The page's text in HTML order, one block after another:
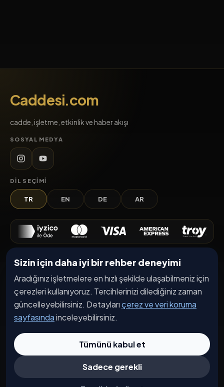
Sizin için daha iyi bir rehber deneyimi
Aradığınız işletmelere en hızlı şekilde ulaşabilmeniz için
çerezleri kullanıyoruz. Tercihlerinizi dilediğiniz zaman
güncelleyebilirsiniz. Detaylarıçerez ve veri koruma
sayfasındainceleyebilirsiniz.
Tümünü kabul et
Sadece gerekli
Caddesi.com
cadde, işletme, etkinlik ve haber akışı
SOSYAL MEDYA
DIL SEÇIMI
TR EN DE AR
Keşfet
İşletmeler
Etkinlikler
Kampanyalar
İşletme Başvurusu
Kurumsal